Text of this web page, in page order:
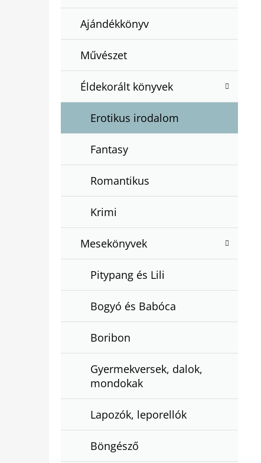
Ajándékkönyv
Művészet
Éldekorált könyvek
Erotikus irodalom
Fantasy
Romantikus
Krimi
Mesekönyvek
Pitypang és Lili
Bogyó és Babóca
Boribon
Gyermekversek, dalok,
mondokak
Lapozók, leporellók
Böngésző